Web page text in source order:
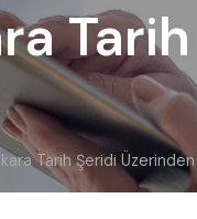
Tarih Şeridi